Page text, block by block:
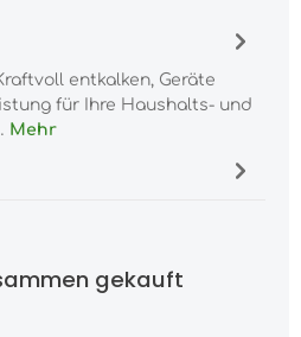
entkalken, Geräte
für Ihre Haushalts- und
Mehr
gekauft